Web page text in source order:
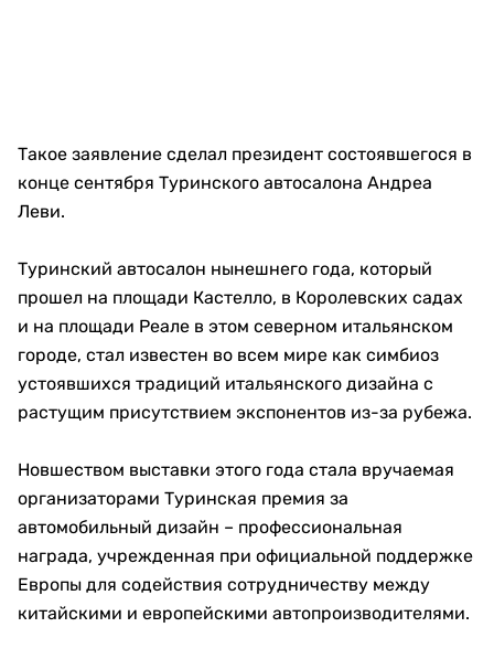
Такое заявление сделал президент состоявшегося в
конце сентября Туринского автосалона Андреа
Леви.
Туринский автосалон нынешнего года, который
прошел на площади Кастелло, в Королевских садах
и на площади Реале в этом северном итальянском
городе, стал известен во всем мире как симбиоз
устоявшихся традиций итальянского дизайна с
растущим присутствием экспонентов из-за рубежа.
Новшеством выставки этого года стала вручаемая
организаторами ​​Туринская премия за
автомобильный дизайн – профессиональная
награда, учрежденная при официальной поддержке
Европы для содействия сотрудничеству между
китайскими и европейскими автопроизводителями.